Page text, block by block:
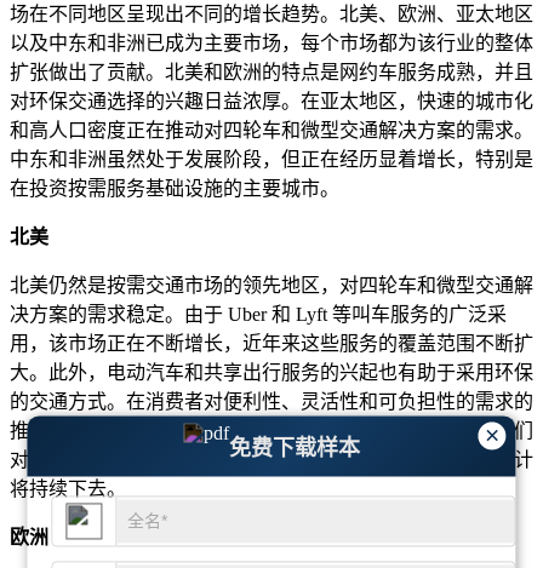
×
免费下载样本
场在不同地区呈现出不同的增长趋势。北美、欧洲、亚太地区
以及中东和非洲已成为主要市场，每个市场都为该行业的整体
扩张做出了贡献。北美和欧洲的特点是网约车服务成熟，并且
对环保交通选择的兴趣日益浓厚。在亚太地区，快速的城市化
和高人口密度正在推动对四轮车和微型交通解决方案的需求。
中东和非洲虽然处于发展阶段，但正在经历显着增长，特别是
在投资按需服务基础设施的主要城市。
北美
北美仍然是按需交通市场的领先地区，对四轮车和微型交通解
决方案的需求稳定。由于 Uber 和 Lyft 等叫车服务的广泛采
用，该市场正在不断增长，近年来这些服务的覆盖范围不断扩
大。此外，电动汽车和共享出行服务的兴起也有助于采用环保
的交通方式。在消费者对便利性、灵活性和可负担性的需求的
推动下，北美城市地区仍然是最大的按需服务市场。随着人们
对创新、可持续出行解决方案的兴趣日益浓厚，这一趋势预计
将持续下去。
欧洲